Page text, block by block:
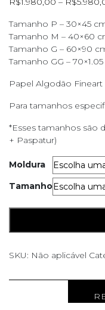
Tamanho P – 30×45
Tamanho M – 40×60
Tamanho G – 60×90
Tamanho GG –
Papel Algodão Fineart
Para tamanhos
*Esses tamanhos são
+ Paspatur)
Moldura
Tamanho
SKU: Não aplicável